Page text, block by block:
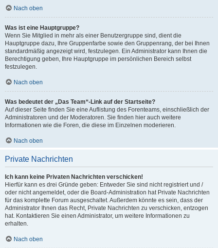
Nach oben
Was ist eine Hauptgruppe?
Wenn Sie Mitglied in mehr als einer Benutzergruppe sind, dient die
Hauptgruppe dazu, Ihre Gruppenfarbe sowie den Gruppenrang, der bei Ihnen
standardmäßig angezeigt wird, festzulegen. Ein Administrator kann Ihnen die
Berechtigung geben, Ihre Hauptgruppe im persönlichen Bereich selbst
festzulegen.
Nach oben
Was bedeutet der „Das Team“-Link auf der Startseite?
Auf dieser Seite finden Sie eine Auflistung des Forenteams, einschließlich der
Administratoren und der Moderatoren. Sie finden hier auch weitere
Informationen wie die Foren, die diese im Einzelnen moderieren.
Nach oben
Private Nachrichten
Ich kann keine Privaten Nachrichten verschicken!
Hierfür kann es drei Gründe geben: Entweder Sie sind nicht registriert und /
oder nicht angemeldet, oder die Board-Administration hat Private Nachrichten
für das komplette Forum ausgeschaltet. Außerdem könnte es sein, dass der
Administrator Ihnen das Recht, Private Nachrichten zu verschicken, entzogen
hat. Kontaktieren Sie einen Administrator, um weitere Informationen zu
erhalten.
Nach oben